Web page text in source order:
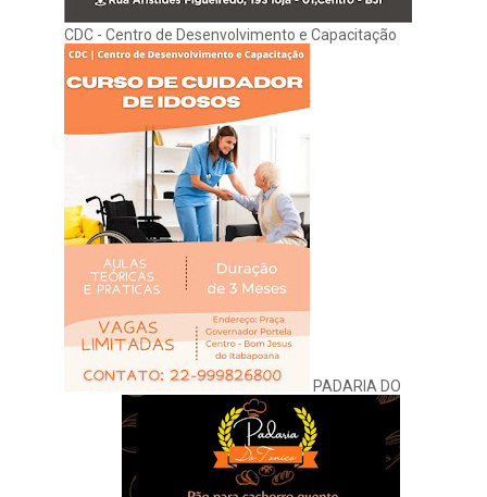
CDC - Centro de Desenvolvimento e Capacitação
PADARIA DO